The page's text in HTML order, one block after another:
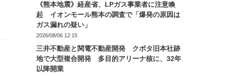
《熊本地震》経産省、LPガス事業者に注意喚
起 イオンモール熊本の調査で「爆発の原因は
ガス漏れの疑い」
2026/08/06 12:15
三井不動産と関電不動産開発 クボタ旧本社跡
地で大型複合開発 多目的アリーナ核に、32年
以降開業